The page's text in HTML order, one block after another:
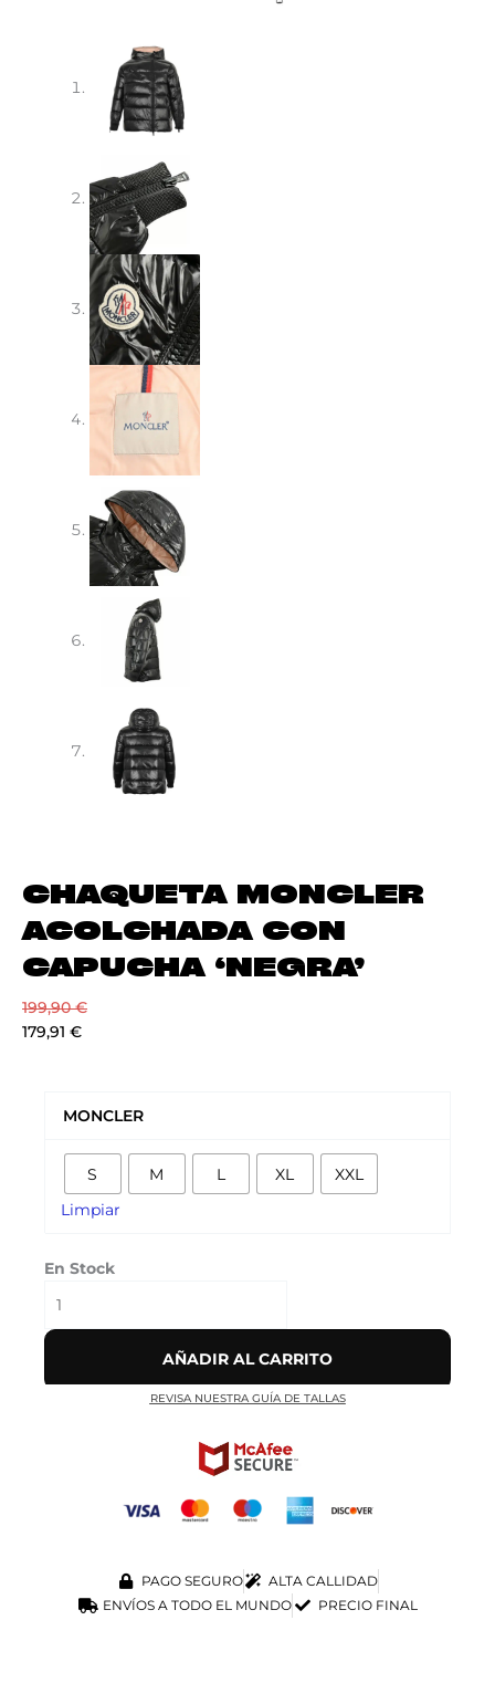
CHAQUETA MONCLER
ACOLCHADA CON
CAPUCHA ‘NEGRA’
199,90€
179,91 €
MONCLER
S M L XL XXL
Limpiar
En Stock
CON
CAPUCHA
'NEGRA'
AÑADIR AL CARRITO
REVISA NUESTRA GUÍA DE TALLAS
PAGO SEGURO
ALTA CALLIDAD
ENVÍOS A TODO EL MUNDO
PRECIO FINAL